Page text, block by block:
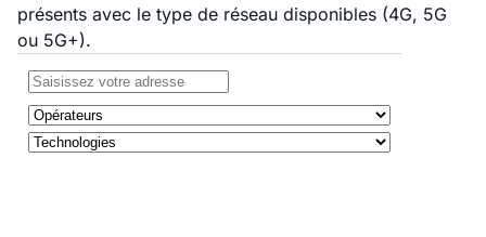
présents avec le type de réseau disponibles (4G, 5G
ou 5G+).